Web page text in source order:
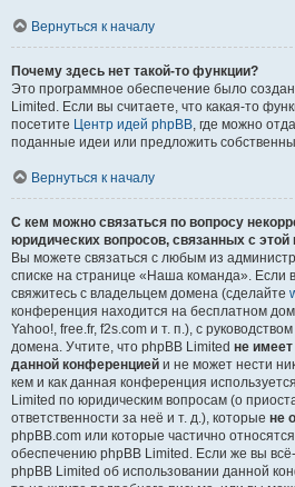
Вернуться к началу
Почему здесь нет такой-то функции?
Это программное обеспечение было
Limited. Если вы считаете, что какая-то
посетите Центр идей phpBB, где можно
поданные идеи или предложить
Вернуться к началу
С кем можно связаться по вопросу
юридических вопросов, связанных с
Вы можете связаться с любым из
списке на странице «Наша команда». Если
свяжитесь с владельцем домена (сделайте
конференция находится на бесплатном
Yahoo!, free.fr, f2s.com и т. п.), с
домена. Учтите, что phpBB Limited не имеет
данной конференцией и не может нести
кем и как данная конференция
Limited по юридическим вопросам (о
ответственности за неё и т. д.), которые не
phpBB.com или которые частично
обеспечению phpBB Limited. Если же вы
phpBB Limited об использовании данной